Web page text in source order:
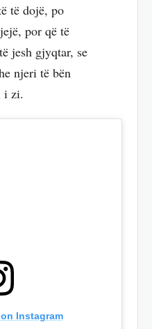
të dojë, po
por që të
jesh gjyqtar, se
njeri të bën
i zi.
Instagram